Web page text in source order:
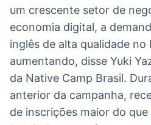
um crescente setor de
economia digital, a
inglês de alta qualidade no
aumentando, disse Yuki
da Native Camp Brasil.
anterior da campanha,
de inscrições maior do